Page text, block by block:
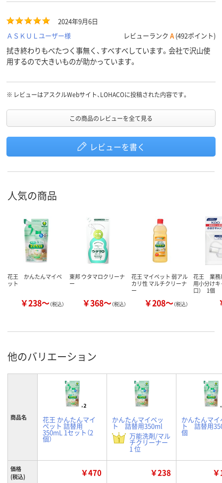
2024年9月6日
ＡＳＫＵＬユーザー様
レビューランク A (492ポイント)
拭き終わりもべたつく事無く、すべすべしています。会社で沢山使
用するので大きいものが助かっています。
※ レビューはアスクルWebサイト、LOHACOに投稿された内容です。
この商品のレビューを全て見る
レビューを書く
人気の商品
花王 かんたんマイペ
ット
￥238～（税込）
東邦 ウタマロクリーナ
ー
￥368～（税込）
花王 マイペット 弱アル
カリ性 マルチクリーナ
ー
￥208～（税込）
花王 業務
用小分けキ
口） 1個
他のバリエーション
商品名 花王 かんたんマイ
ペット 詰替用
350mL 1セット（2
個）
かんたんマイペッ
ト 詰替用350ml
万能洗剤/マル
チクリーナー
1 位
かんたんマイ
ト 詰替用
個
価格
(税込)
￥470 ￥238